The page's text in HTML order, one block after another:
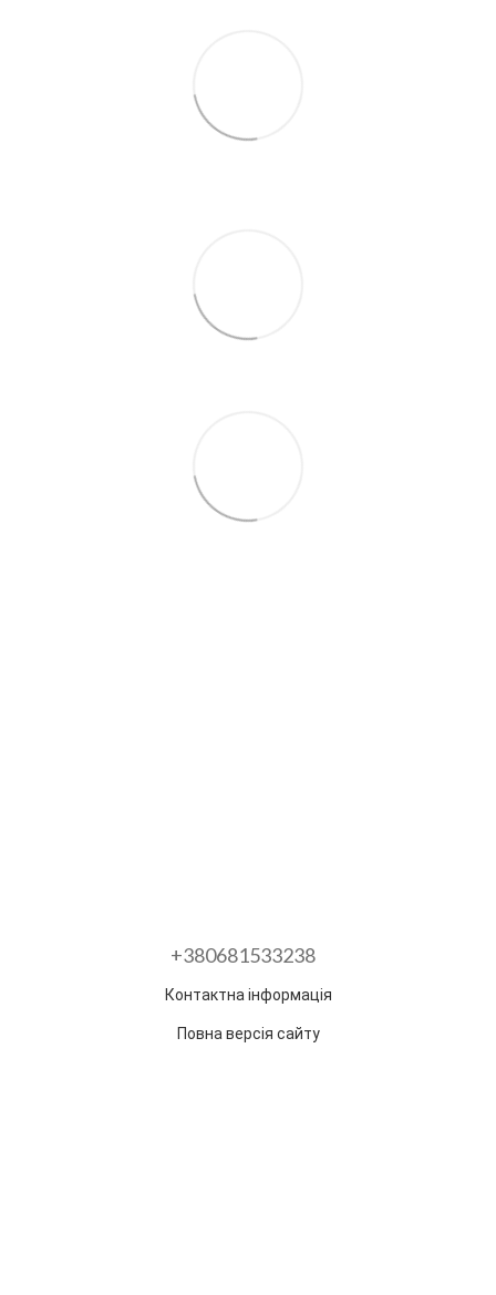
+380681533238
Контактна інформація
Повна версія сайту